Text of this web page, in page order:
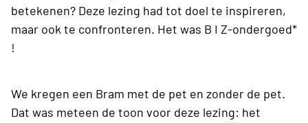
betekenen? Deze lezing had tot doel te inspireren,
maar ook te confronteren. Het was B I Z-ondergoed*
!
We kregen een Bram met de pet en zonder de pet.
Dat was meteen de toon voor deze lezing: het